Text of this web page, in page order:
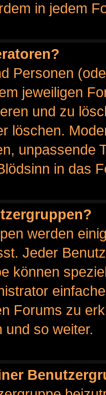
in jedem
Personen
jeweiligen
und zu
löschen.
unpassende
in das
werden
Jeder
können
Forums zu
und so weiter.